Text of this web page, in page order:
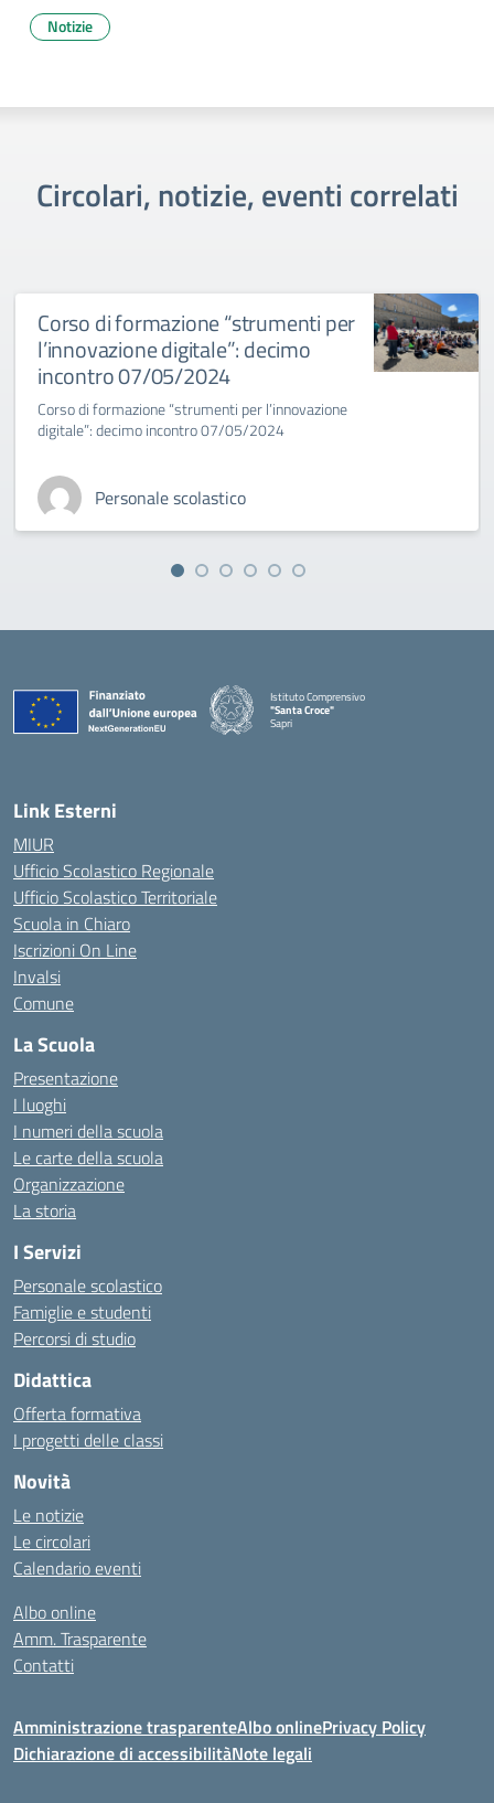
Notizie
Circolari, notizie, eventi correlati
Corso di formazione “strumenti per
l’innovazione digitale”: decimo
incontro 07/05/2024
Corso di formazione “strumenti per l’innovazione
digitale”: decimo incontro 07/05/2024
Personale scolastico
Istituto Comprensivo
"Santa Croce"
Sapri
— Visita la pagina iniziale della scuola
Link Esterni
MIUR
Ufficio Scolastico Regionale
Ufficio Scolastico Territoriale
Scuola in Chiaro
Iscrizioni On Line
Invalsi
Comune
La Scuola
Presentazione
I luoghi
I numeri della scuola
Le carte della scuola
Organizzazione
La storia
I Servizi
Personale scolastico
Famiglie e studenti
Percorsi di studio
Didattica
Offerta formativa
I progetti delle classi
Novità
Le notizie
Le circolari
Calendario eventi
Albo online
Amm. Trasparente
Contatti
Amministrazione trasparenteAlbo onlinePrivacy Policy
Dichiarazione di accessibilitàNote legali